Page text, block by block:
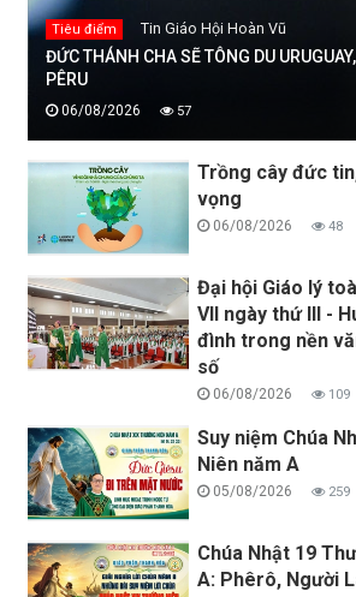
Tiêu điểm Tin Giáo Hội Hoàn Vũ
ĐỨC THÁNH CHA SẼ TÔNG DU
PÊRU
06/08/2026 57
Trồng cây đức
vọng
06/08/2026 48
Đại hội Giáo lý
VII ngày thứ III -
đình trong nền
số
06/08/2026 109
Suy niệm Chúa
Niên năm A
05/08/2026 259
Chúa Nhật 19
A: Phêrô, Người